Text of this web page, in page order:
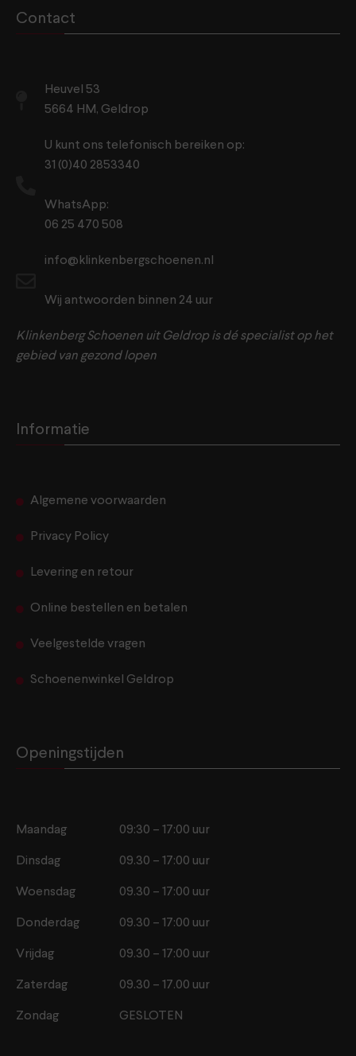
Contact
Heuvel 53
5664 HM, Geldrop
U kunt ons telefonisch bereiken op:
31 (0)40 2853340
WhatsApp:
06 25 470 508
info@klinkenbergschoenen.nl
Wij antwoorden binnen 24 uur
Klinkenberg Schoenen uit Geldrop is dé specialist op het
gebied van gezond lopen
Informatie
Algemene voorwaarden
Privacy Policy
Levering en retour
Online bestellen en betalen
Veelgestelde vragen
Schoenenwinkel Geldrop
Openingstijden
Maandag 09:30 – 17:00 uur
Dinsdag 09.30 – 17:00 uur
Woensdag 09.30 – 17:00 uur
Donderdag 09.30 – 17:00 uur
Vrijdag 09.30 – 17:00 uur
Zaterdag 09.30 – 17.00 uur
Zondag GESLOTEN